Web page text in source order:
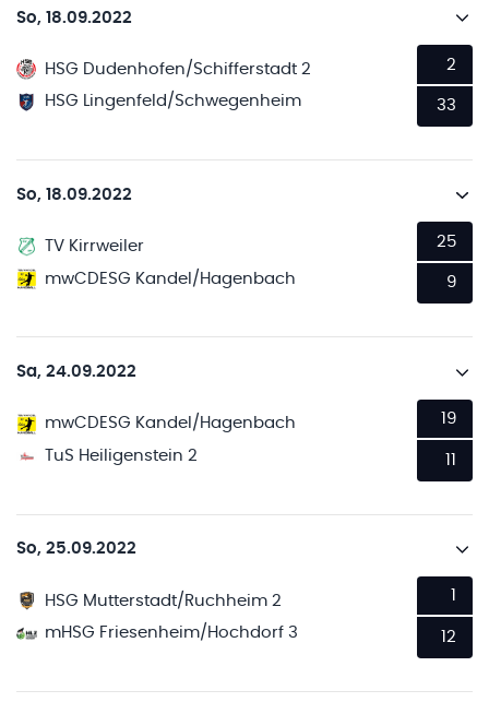
So, 18.09.2022
HSG Dudenhofen/Schifferstadt 2
HSG Lingenfeld/Schwegenheim
2
33
So, 18.09.2022
TV Kirrweiler
mwCDESG Kandel/Hagenbach
25
9
Sa, 24.09.2022
mwCDESG Kandel/Hagenbach
TuS Heiligenstein 2
19
11
So, 25.09.2022
HSG Mutterstadt/Ruchheim 2
mHSG Friesenheim/Hochdorf 3
12